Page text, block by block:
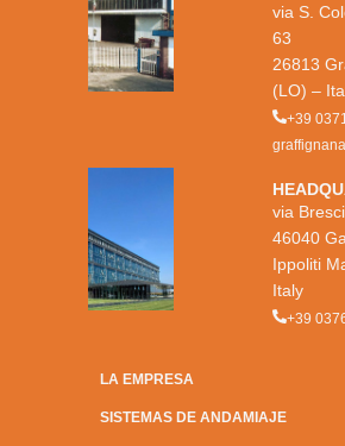
via S.
63
26813
(LO) –
+39
via
46040
Ippoliti
Italy
+39
LA EMPRESA
SISTEMAS DE ANDAMIAJE